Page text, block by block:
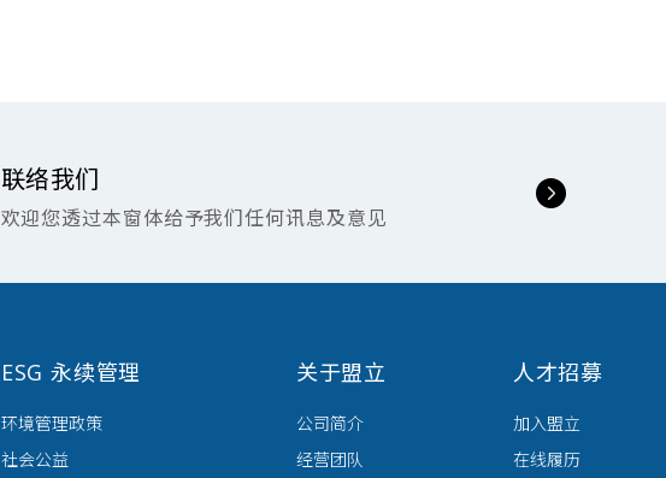
联络我们
欢迎您透过本窗体给予我们任何讯息及意见
ESG 永续管理
环境管理政策
社会公益
关于盟立
公司简介
经营团队
人才招募
加入盟立
在线履历